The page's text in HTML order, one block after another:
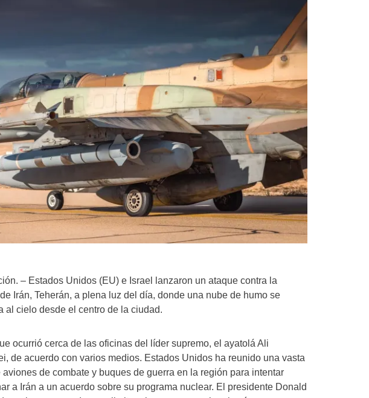
– Estados Unidos (EU) e Israel lanzaron un ataque contra la
Irán, Teherán, a plena luz del día, donde una nube de humo se
al cielo desde el centro de la ciudad.
ocurrió cerca de las oficinas del líder supremo, el ayatolá Ali
de acuerdo con varios medios. Estados Unidos ha reunido una vasta
aviones de combate y buques de guerra en la región para intentar
a Irán a un acuerdo sobre su programa nuclear. El presidente Donald